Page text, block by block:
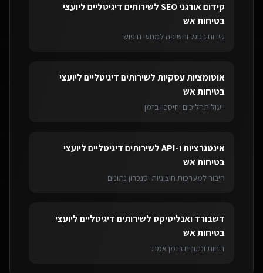
קידום אורגני SEO לשירותים דיגיטליים ליועצי
בטיחות אש
קידום בגוגל וחשיפה למנועי חיפוש
אוטומציות עסקיותלשירותים דיגיטליים ליועצי
בטיחות אש
ייעול תהליכים וחיסכון בזמן
אינטגרציות ו-API לשירותים דיגיטליים ליועצי
בטיחות אש
חיבור למערכות חיצוניות וסנכרון נתונים
דשבורד ואנליטיקס לשירותים דיגיטליים ליועצי
בטיחות אש
דוחות ונתונים בזמן אמת